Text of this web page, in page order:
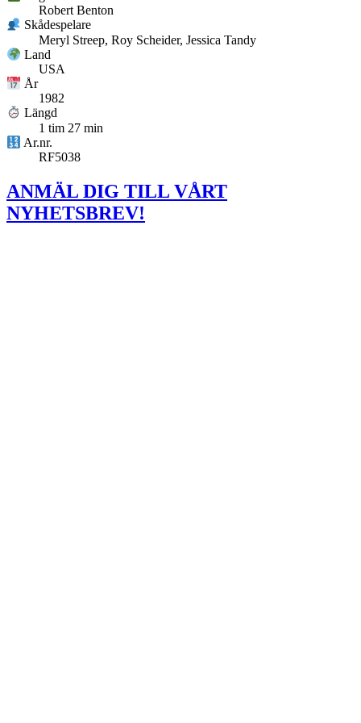
Robert Benton
Skådespelare
Meryl Streep, Roy Scheider, Jessica Tandy
Land
USA
År
1982
Längd
1 tim 27 min
Ar.nr.
RF5038
ANMÄL DIG TILL VÅRT
NYHETSBREV!